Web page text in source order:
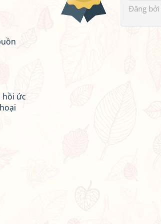
Đăng bởi
hồi ức